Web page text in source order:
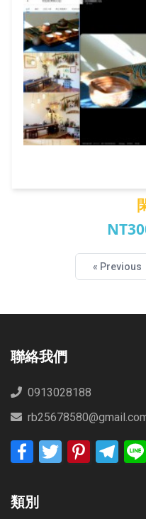
« Previous
聯絡我們
0913028188
FacebookTwitter Pinterest
類別